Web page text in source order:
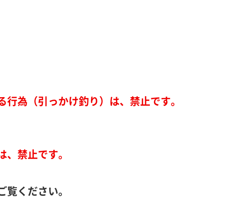
為（引っかけ釣り）は、禁止です。
禁止です。
覧ください。